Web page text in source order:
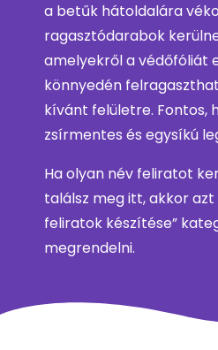
a betűk hátoldalára
ragasztódarabok
amelyekről a védőfóliát
könnyedén
kívánt felületre. Fontos,
zsírmentes és egysíkú
Ha olyan név feliratot
találsz meg itt, akkor azt
feliratok készítése”
megrendelni.